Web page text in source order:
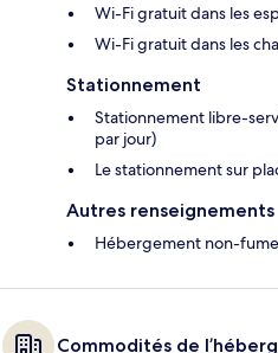
Wi-Fi gratuit dans les
Wi-Fi gratuit dans les
Stationnement
Stationnement libre-
par jour)
Le stationnement sur
Autres renseignements
Hébergement non-
Commodités de